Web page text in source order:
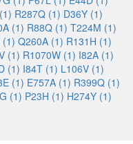
R287Q (1) D36Y (1)
(1) R88Q (1) T224M (1)
(1) Q260A (1) R131H (1)
(1) R1070W (1) I82A (1)
(1) I84T (1) L106V (1)
(1) E757A (1) R399Q (1)
(1) P23H (1) H274Y (1)